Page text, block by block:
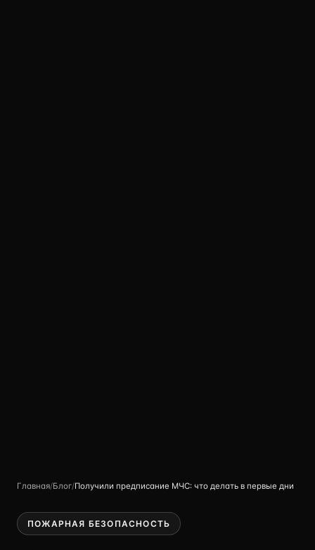
Главная/Блог/Получили предписание МЧС: что делать в первые дни
ПОЖАРНАЯ БЕЗОПАСНОСТЬ